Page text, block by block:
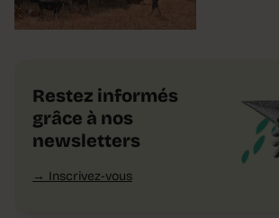
Restez informés
grâce à nos
newsletters
Inscrivez-vous